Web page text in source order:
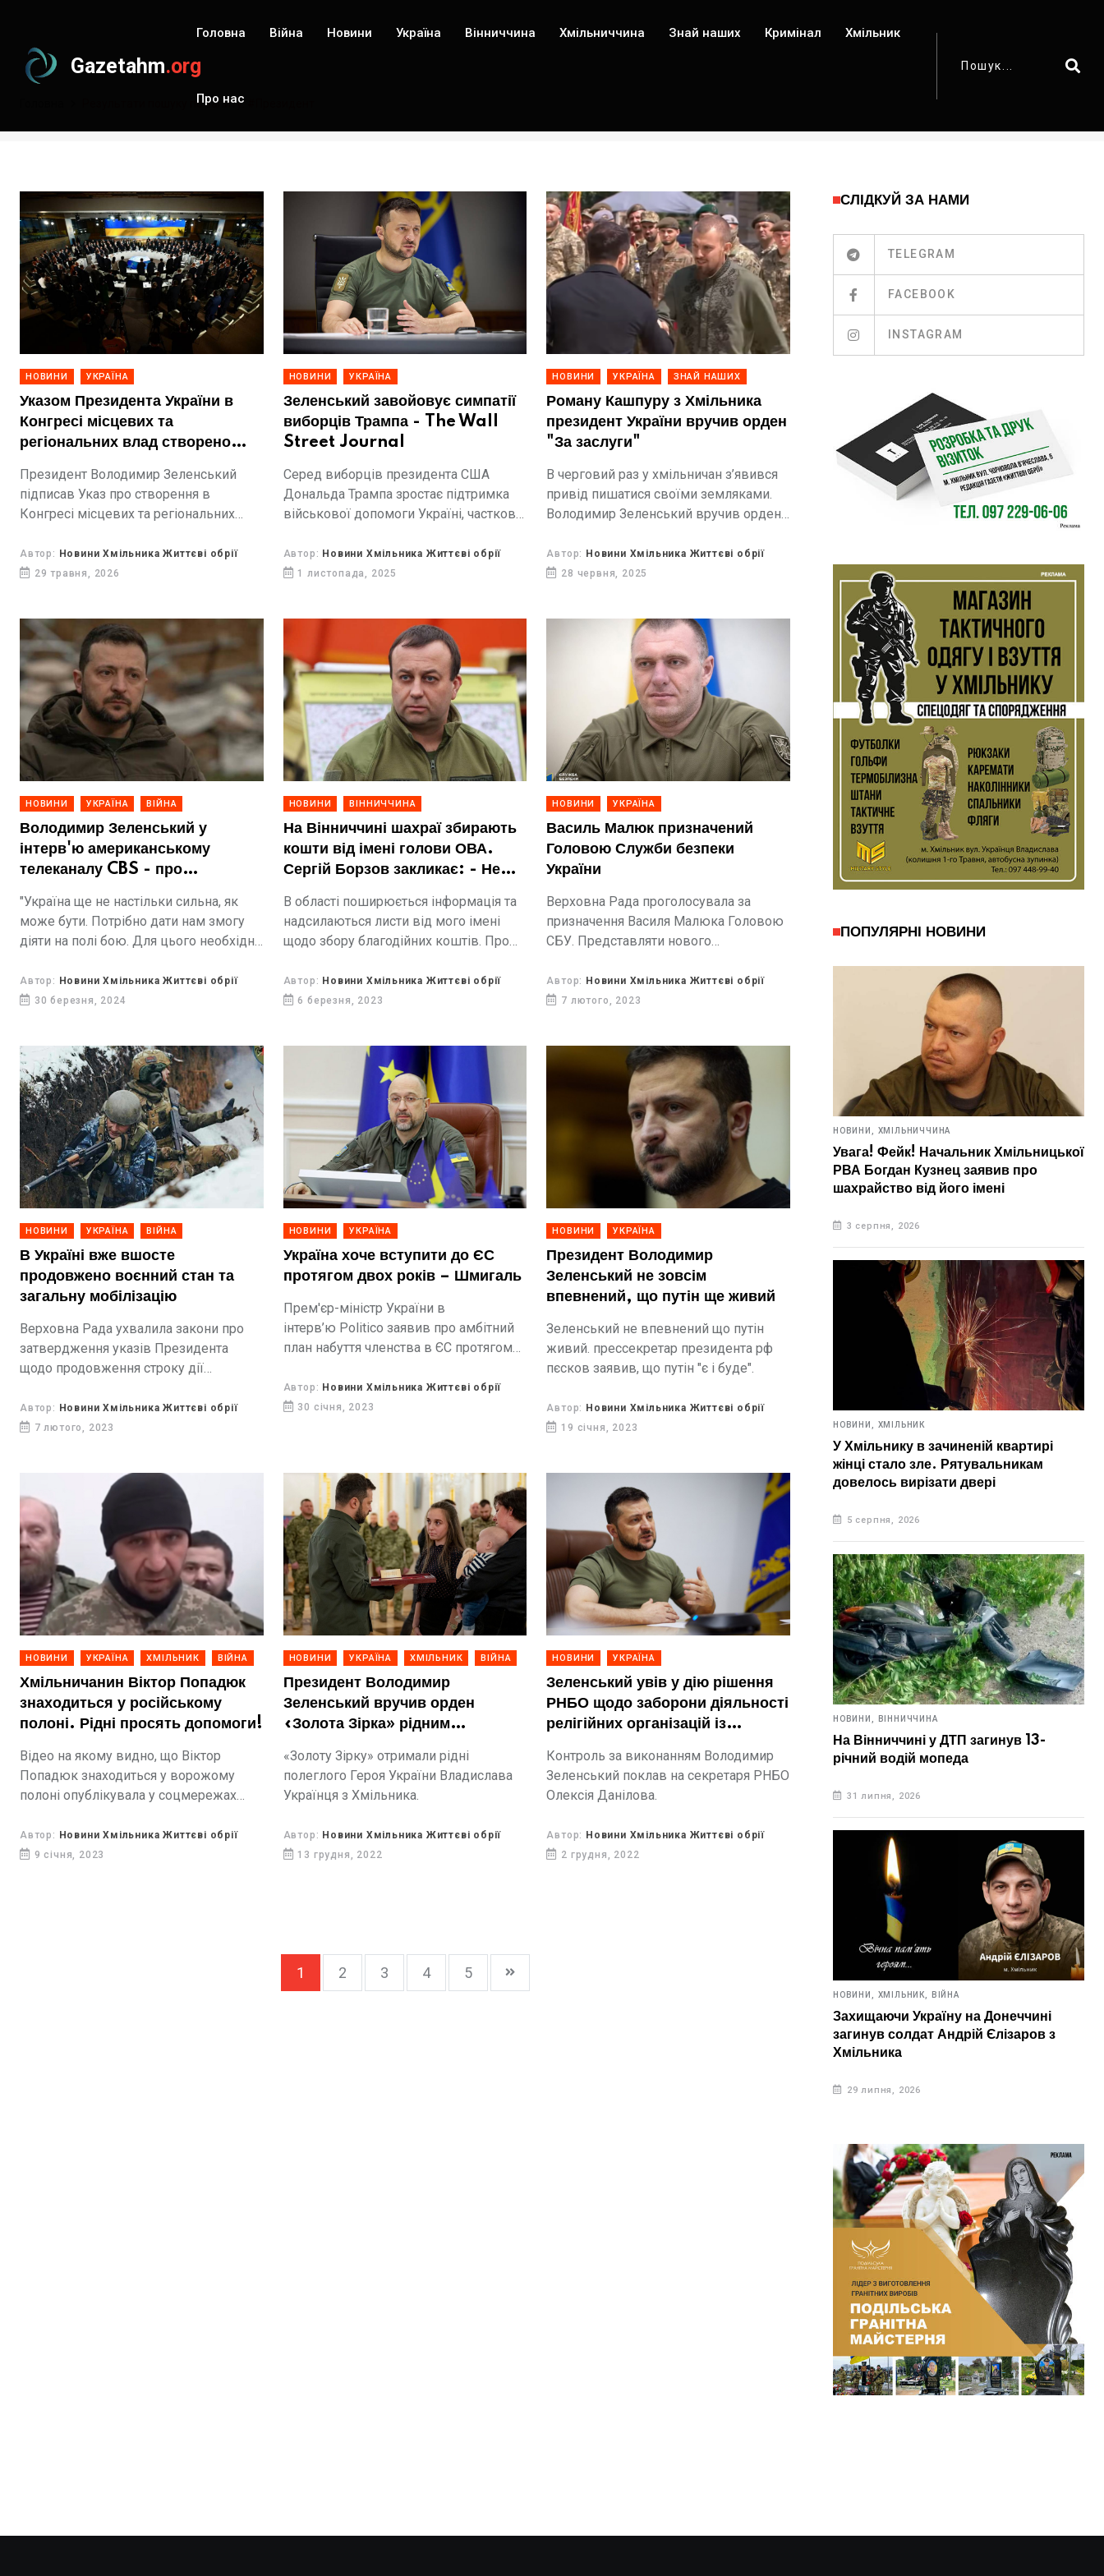
Gazetahm.org
Головна Війна Новини Україна Вінниччина Хмільниччина Знай наших Кримінал Хмільник
Про нас
Результати пошуку по запиту: #Президент
НОВИНИ УКРАЇНА
Указом Президента України в
Конгресі місцевих та
регіональних влад створено
молодіжних Конгресів
Президент Володимир Зеленський
підписав Указ про створення в
Конгресі місцевих та регіональних
регіональних молодіжних Конгресів.
Автор: Новини Хмільника Життєві обрії
29 травня, 2026
НОВИНИ УКРАЇНА
Зеленський завойовує симпатії
виборців Трампа - The Wall
Street Journal
Серед виборців президента США
Дональда Трампа зростає підтримка
військової допомоги Україні, частково
України Володимира Зеленського.
Автор: Новини Хмільника Життєві обрії
1 листопада, 2025
НОВИНИ УКРАЇНА ЗНАЙ НАШИХ
Роману Кашпуру з Хмільника
президент України вручив орден
"За заслуги"
В черговий раз у хмільничан з’явився
привід пишатися своїми земляками.
Володимир Зеленський вручив орден
Кашпуру.
Автор: Новини Хмільника Життєві обрії
28 червня, 2025
НОВИНИ УКРАЇНА ВІЙНА
Володимир Зеленський у
інтерв'ю американському
телеканалу CBS - про
протиповітряної оборони
України, контрнаступальні дії
Росії та важливість підтримки
"Україна ще не настільки сильна, як
може бути. Потрібно дати нам змогу
діяти на полі бою. Для цього необхідні
передати нам Сполучені Штати, і...
Автор: Новини Хмільника Життєві обрії
30 березня, 2024
НОВИНИ ВІННИЧЧИНА
На Вінниччині шахраї збирають
кошти від імені голови ОВА.
Сергій Борзов закликає: - Не
В області поширюється інформація та
надсилаються листи від мого імені
щодо збору благодійних коштів. Про
фейсбук голова Вінницької ОВА Сергій
Борзов.
Автор: Новини Хмільника Життєві обрії
6 березня, 2023
НОВИНИ УКРАЇНА
Василь Малюк призначений
Головою Служби безпеки
України
Верховна Рада проголосувала за
призначення Василя Малюка Головою
СБУ. Представляти нового
Автор: Новини Хмільника Життєві обрії
7 лютого, 2023
НОВИНИ УКРАЇНА ВІЙНА
В Україні вже вшосте
продовжено воєнний стан та
загальну мобілізацію
Верховна Рада ухвалила закони про
затвердження указів Президента
щодо продовження строку дії
загальної мобілізації в Україні ще на
90 діб – до 20 травня 2023 року....
Автор: Новини Хмільника Життєві обрії
7 лютого, 2023
НОВИНИ УКРАЇНА
Україна хоче вступити до ЄС
протягом двох років – Шмигаль
Прем'єр-міністр України в
інтерв’ю Politico заявив про амбітний
план набуття членства в ЄС протягом
Автор: Новини Хмільника Життєві обрії
30 січня, 2023
НОВИНИ УКРАЇНА
Президент Володимир
Зеленський не зовсім
впевнений, що путін ще живий
Зеленський не впевнений що путін
живий. прессекретар президента рф
пєсков заявив, що путін "є і буде".
Автор: Новини Хмільника Життєві обрії
19 січня, 2023
НОВИНИ УКРАЇНА ХМІЛЬНИК ВІЙНА
Хмільничанин Віктор Попадюк
знаходиться у російському
полоні. Рідні просять допомоги!
Відео на якому видно, що Віктор
Попадюк знаходиться у ворожому
полоні опублікувала у соцмережах
Автор: Новини Хмільника Життєві обрії
9 січня, 2023
НОВИНИ УКРАЇНА ХМІЛЬНИК ВІЙНА
Президент Володимир
Зеленський вручив орден
«Золота Зірка» рідним
Українця з Хмільника
«Золоту Зірку» отримали рідні
полеглого Героя України Владислава
Українця з Хмільника.
Автор: Новини Хмільника Життєві обрії
13 грудня, 2022
НОВИНИ УКРАЇНА
Зеленський увів у дію рішення
РНБО щодо заборони діяльності
релігійних організацій із
Контроль за виконанням Володимир
Зеленський поклав на секретаря РНБО
Олексія Данілова.
Автор: Новини Хмільника Життєві обрії
2 грудня, 2022
1 2 3 4 5
СЛІДКУЙ ЗА НАМИ
TELEGRAM
FACEBOOK
INSTAGRAM
ПОПУЛЯРНІ НОВИНИ
НОВИНИ, ХМІЛЬНИЧЧИНА
Увага! Фейк! Начальник Хмільницької
РВА Богдан Кузнец заявив про
шахрайство від його імені
3 серпня, 2026
НОВИНИ, ХМІЛЬНИК
У Хмільнику в зачиненій квартирі
жінці стало зле. Рятувальникам
довелось вирізати двері
5 серпня, 2026
НОВИНИ, ВІННИЧЧИНА
На Вінниччині у ДТП загинув 13-
річний водій мопеда
31 липня, 2026
НОВИНИ, ХМІЛЬНИК, ВІЙНА
Захищаючи Україну на Донеччині
загинув солдат Андрій Єлізаров з
Хмільника
29 липня, 2026